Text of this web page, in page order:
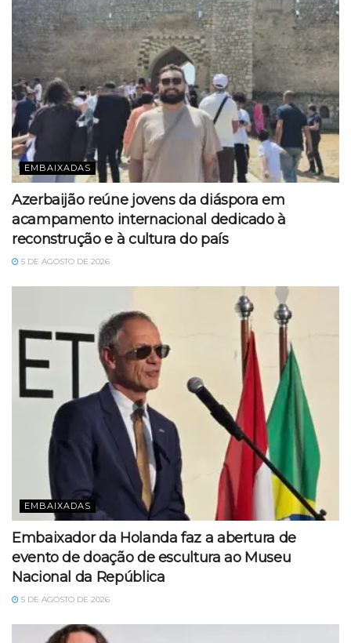
EMBAIXADAS
Azerbaijão reúne jovens da diáspora em
acampamento internacional dedicado à
reconstrução e à cultura do país
5 DE AGOSTO DE 2026
EMBAIXADAS
Embaixador da Holanda faz a abertura de
evento de doação de escultura ao Museu
Nacional da República
5 DE AGOSTO DE 2026